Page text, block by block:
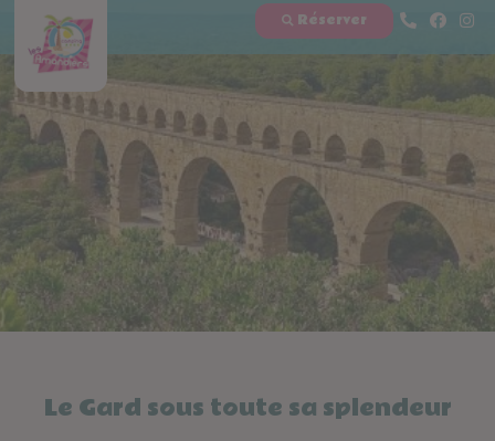
Réserver
Le Gard sous toute sa splendeur